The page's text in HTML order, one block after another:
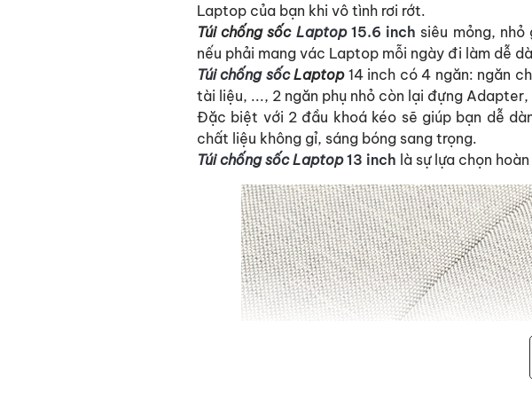
Laptop của bạn khi vô tình rơi rớt.
Túi chống sốc Laptop15.6 inch siêu mỏng,
nếu phải mang vác Laptop mỗi ngày đi làm dễ
Túi chống sốcLaptop14 inch có 4 ngăn: ngăn
tài liệu, ..., 2 ngăn phụ nhỏ còn lại đựng
Đặc biệt với 2 đầu khoá kéo sẽ giúp bạn dễ
chất liệu không gỉ, sáng bóng sang trọng.
Túi chống sốc Laptop13 inch là sự lựa chọn